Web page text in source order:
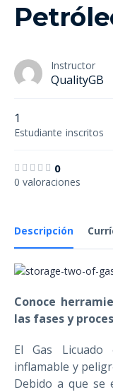
Instructor
QualityGB
1
Estudiante inscritos
0
0 valoraciones
Descripción
Conoce
las fases y
El Gas Licuado
inflamable y
Debido a que se